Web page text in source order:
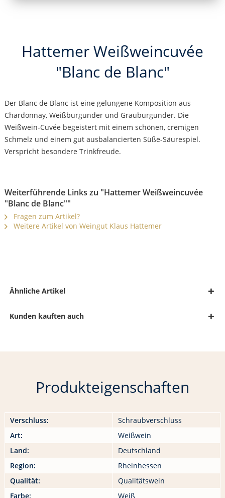
Hattemer Weißweincuvée
"Blanc de Blanc"
Der Blanc de Blanc ist eine gelungene Komposition aus
Chardonnay, Weißburgunder und Grauburgunder. Die
Weißwein-Cuvée begeistert mit einem schönen, cremigen
Schmelz und einem gut ausbalancierten Süße-Säurespiel.
Verspricht besondere Trinkfreude.
Weiterführende Links zu "Hattemer Weißweincuvée
"Blanc de Blanc""
Fragen zum Artikel?
Weitere Artikel von Weingut Klaus Hattemer
Ähnliche Artikel
Kunden kauften auch
Produkteigenschaften
Verschluss:
Schraubverschluss
Art:
Weißwein
Land:
Deutschland
Region:
Rheinhessen
Qualität:
Qualitätswein
Farbe:
Weiß